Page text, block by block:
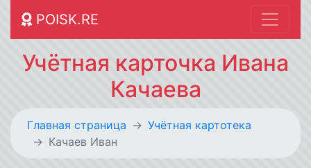
POISK.RE
Учётная карточка Ивана
Качаева
Главная страница
Учётная картотека
Качаев Иван